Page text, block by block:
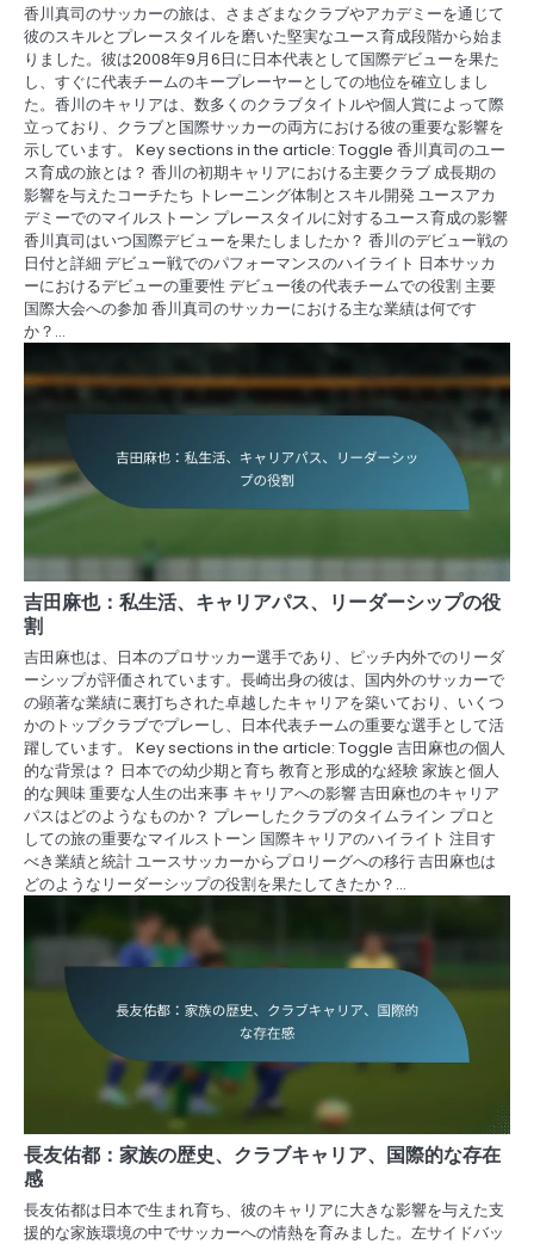
香川真司のサッカーの旅は、さまざまなクラブやアカデミーを通じて
彼のスキルとプレースタイルを磨いた堅実なユース育成段階から始ま
りました。彼は2008年9月6日に日本代表として国際デビューを果た
し、すぐに代表チームのキープレーヤーとしての地位を確立しまし
た。香川のキャリアは、数多くのクラブタイトルや個人賞によって際
立っており、クラブと国際サッカーの両方における彼の重要な影響を
示しています。 Key sections in the article: Toggle 香川真司のユー
ス育成の旅とは？ 香川の初期キャリアにおける主要クラブ 成長期の
影響を与えたコーチたち トレーニング体制とスキル開発 ユースアカ
デミーでのマイルストーン プレースタイルに対するユース育成の影響
香川真司はいつ国際デビューを果たしましたか？ 香川のデビュー戦の
日付と詳細 デビュー戦でのパフォーマンスのハイライト 日本サッカ
ーにおけるデビューの重要性 デビュー後の代表チームでの役割 主要
国際大会への参加 香川真司のサッカーにおける主な業績は何です
か？…
吉田麻也：私生活、キャリアパス、リーダーシップの役
割
吉田麻也は、日本のプロサッカー選手であり、ピッチ内外でのリーダ
ーシップが評価されています。長崎出身の彼は、国内外のサッカーで
の顕著な業績に裏打ちされた卓越したキャリアを築いており、いくつ
かのトップクラブでプレーし、日本代表チームの重要な選手として活
躍しています。 Key sections in the article: Toggle 吉田麻也の個人
的な背景は？ 日本での幼少期と育ち 教育と形成的な経験 家族と個人
的な興味 重要な人生の出来事 キャリアへの影響 吉田麻也のキャリア
パスはどのようなものか？ プレーしたクラブのタイムライン プロと
しての旅の重要なマイルストーン 国際キャリアのハイライト 注目す
べき業績と統計 ユースサッカーからプロリーグへの移行 吉田麻也は
どのようなリーダーシップの役割を果たしてきたか？…
長友佑都：家族の歴史、クラブキャリア、国際的な存在
感
長友佑都は日本で生まれ育ち、彼のキャリアに大きな影響を与えた支
援的な家族環境の中でサッカーへの情熱を育みました。左サイドバッ